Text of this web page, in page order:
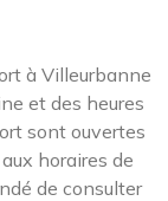
à Villeurbanne
et des heures
sont ouvertes
horaires de
de consulter